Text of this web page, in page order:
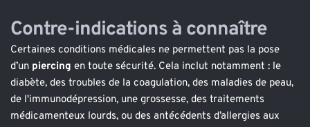
Contre-indications à connaître
Certaines conditions médicales ne permettent pas la pose
d’un piercing en toute sécurité. Cela inclut notamment : le
diabète, des troubles de la coagulation, des maladies de peau,
de l'immunodépression, une grossesse, des traitements
médicamenteux lourds, ou des antécédents d’allergies aux